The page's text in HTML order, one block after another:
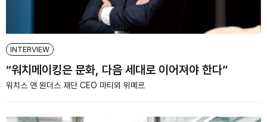
INTERVIEW
“워치메이킹은 문화, 다음 세대로 이어져야 한다”
워치스 앤 원더스 재단 CEO 마티외 위메르